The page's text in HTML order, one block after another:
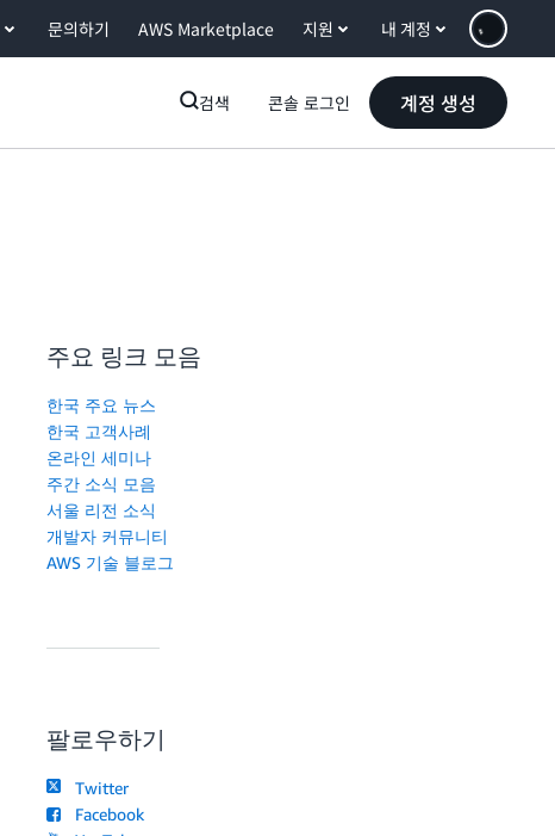
문의하기 AWS Marketplace 지원 내 계정
검색 콘솔 로그인 계정 생성
주요 링크 모음
한국 주요 뉴스
한국 고객사례
온라인 세미나
주간 소식 모음
서울 리전 소식
개발자 커뮤니티
AWS 기술 블로그
팔로우하기
Twitter
Facebook